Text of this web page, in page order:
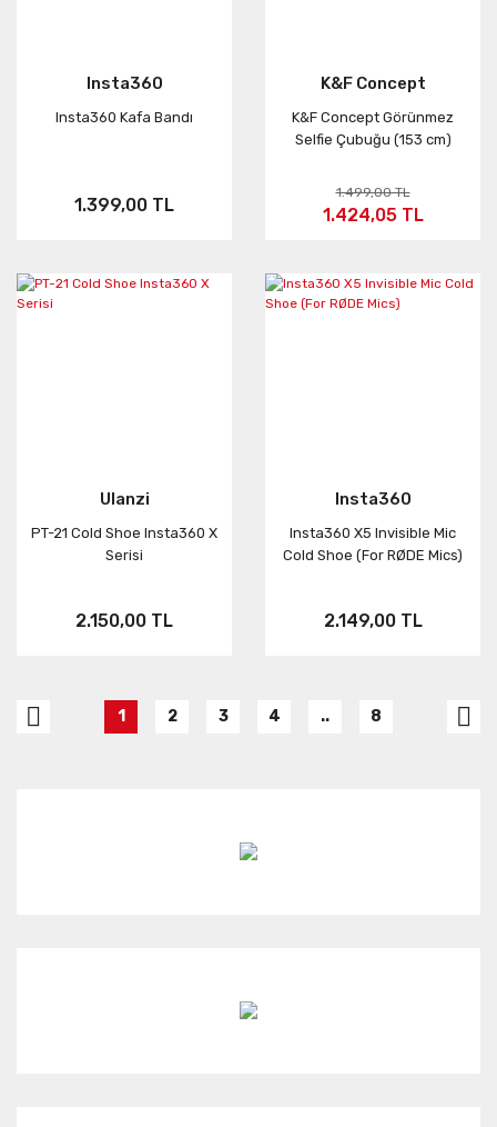
Insta360
Insta360 Kafa Bandı
1.399,00 TL
K&F Concept
K&F Concept Görünmez
Selfie Çubuğu (153 cm)
1.499,00 TL
1.424,05 TL
Ulanzi
PT-21 Cold Shoe Insta360 X
Serisi
2.150,00 TL
Insta360
Insta360 X5 Invisible Mic
Cold Shoe (For RØDE Mics)
2.149,00 TL
1 2 3 4 .. 8